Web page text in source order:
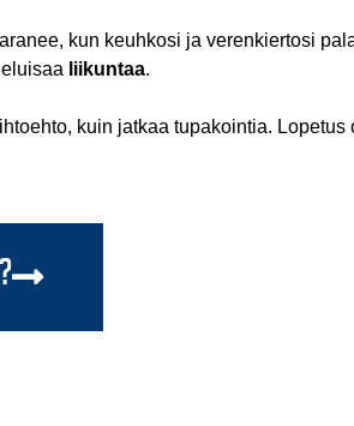
kun keuhkosi ja verenkiertosi
liikuntaa.
kuin jatkaa tupakointia. Lopetus